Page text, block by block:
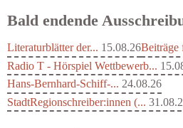
Bald endende
Literaturblätter der... 15.08.26Beiträge
Radio T - Hörspiel Wettbewerb...
Hans-Bernhard-Schiff-... 24.08.26
StadtRegionschreiber:innen (...